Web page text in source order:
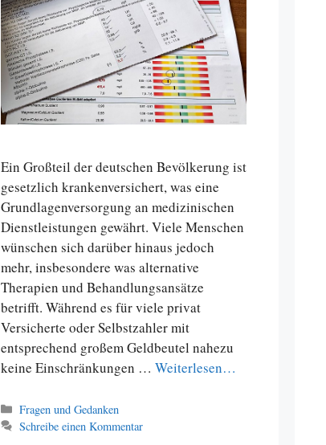
Ein Großteil der deutschen Bevölkerung ist
gesetzlich krankenversichert, was eine
Grundlagenversorgung an medizinischen
Dienstleistungen gewährt. Viele Menschen
wünschen sich darüber hinaus jedoch
mehr, insbesondere was alternative
Therapien und Behandlungsansätze
betrifft. Während es für viele privat
Versicherte oder Selbstzahler mit
entsprechend großem Geldbeutel nahezu
keine Einschränkungen … Weiterlesen…
Kategorien
Fragen und Gedanken
Schreibe einen Kommentar